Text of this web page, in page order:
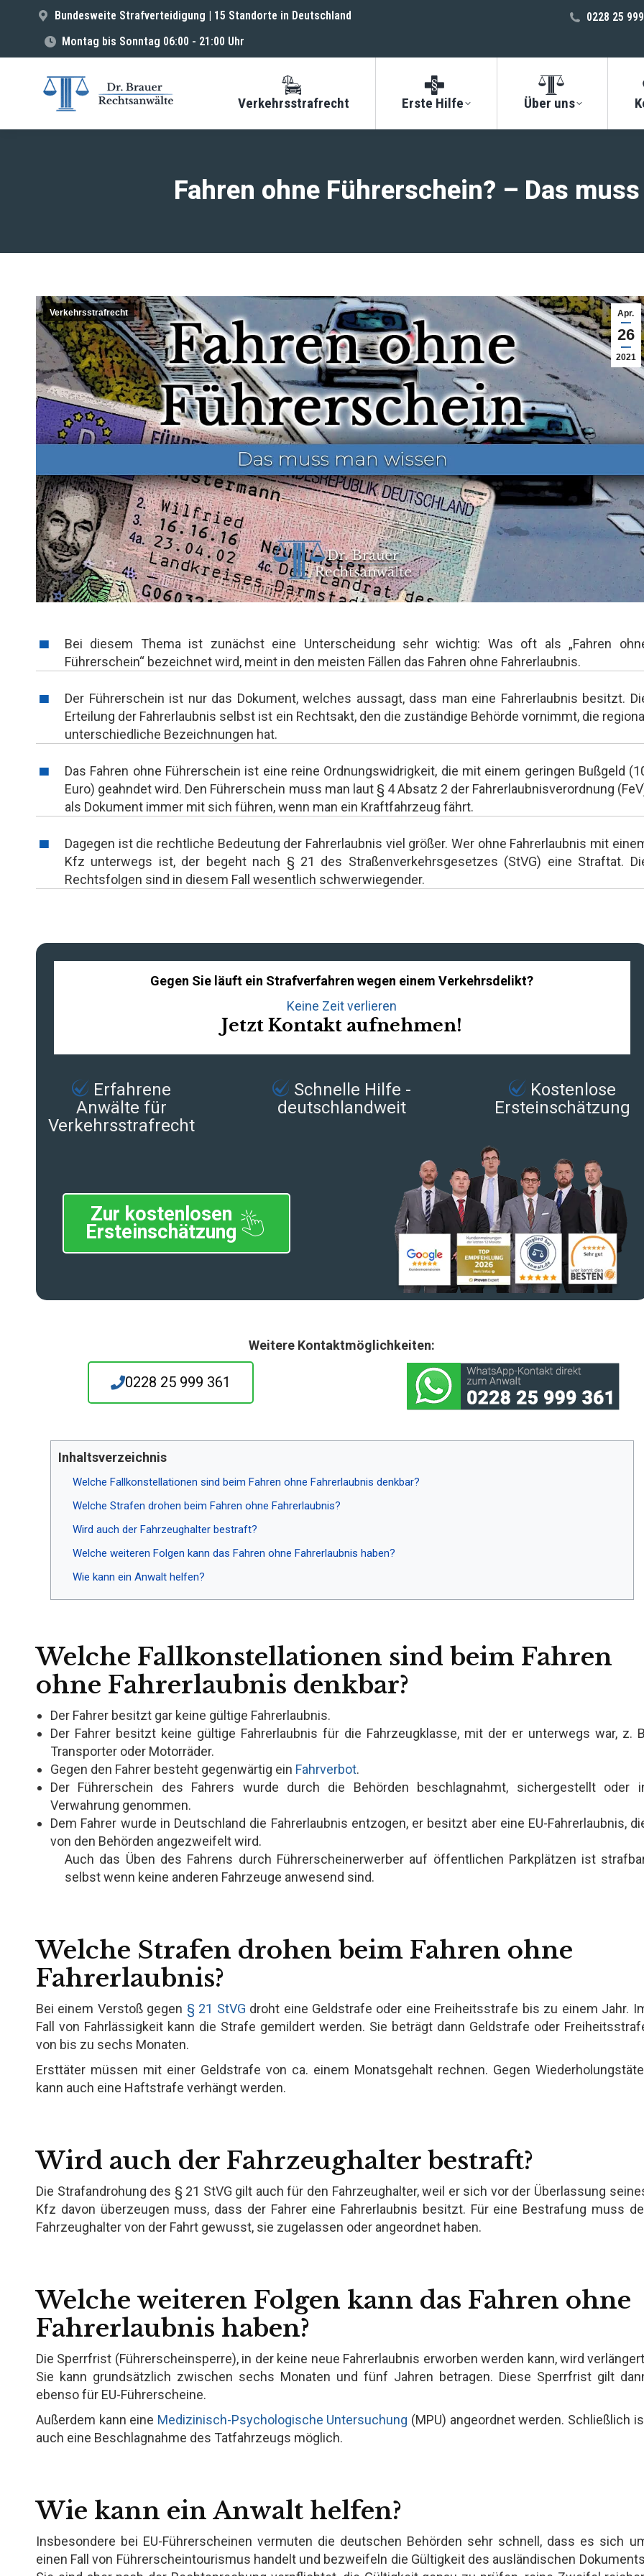
Bundesweite Strafverteidigung | 15 Standorte in Deutschland
Montag bis Sonntag 06:00 - 21:00 Uhr
0228 25
Verkehrsstrafrecht Erste Hilfe Über uns
Fahren ohne Führerschein? – Das
Apr.
26
2021
Verkehrsstrafrecht
Bei diesem Thema ist zunächst eine Unterscheidung sehr wichtig: Was oft als „Fahren
Führerschein“ bezeichnet wird, meint in den meisten Fällen das Fahren ohne Fahrerlaubnis.
Der Führerschein ist nur das Dokument, welches aussagt, dass man eine Fahrerlaubnis besitzt.
Erteilung der Fahrerlaubnis selbst ist ein Rechtsakt, den die zuständige Behörde vornimmt, die
unterschiedliche Bezeichnungen hat.
Das Fahren ohne Führerschein ist eine reine Ordnungswidrigkeit, die mit einem geringen Bußgeld
Euro) geahndet wird. Den Führerschein muss man laut § 4 Absatz 2 der Fahrerlaubnisverordnung
als Dokument immer mit sich führen, wenn man ein Kraftfahrzeug fährt.
Dagegen ist die rechtliche Bedeutung der Fahrerlaubnis viel größer. Wer ohne Fahrerlaubnis mit
Kfz unterwegs ist, der begeht nach § 21 des Straßenverkehrsgesetzes (StVG) eine Straftat.
Rechtsfolgen sind in diesem Fall wesentlich schwerwiegender.
Gegen Sie läuft ein Strafverfahren wegen einem Verkehrsdelikt?
Keine Zeit verlieren
Jetzt Kontakt aufnehmen!
Erfahrene
Anwälte für
Verkehrsstrafrecht
Schnelle Hilfe -
deutschlandweit
Kostenlose
Ersteinschätzung
Zur kostenlosen
Ersteinschätzung
Weitere Kontaktmöglichkeiten:
0228 25 999 361
Inhaltsverzeichnis
Welche Fallkonstellationen sind beim Fahren ohne Fahrerlaubnis denkbar?
Welche Strafen drohen beim Fahren ohne Fahrerlaubnis?
Wird auch der Fahrzeughalter bestraft?
Welche weiteren Folgen kann das Fahren ohne Fahrerlaubnis haben?
Wie kann ein Anwalt helfen?
Welche Fallkonstellationen sind beim Fahren
ohne Fahrerlaubnis denkbar?
Der Fahrer besitzt gar keine gültige Fahrerlaubnis.
Der Fahrer besitzt keine gültige Fahrerlaubnis für die Fahrzeugklasse, mit der er unterwegs war, z.
Transporter oder Motorräder.
Gegen den Fahrer besteht gegenwärtig ein Fahrverbot.
Der Führerschein des Fahrers wurde durch die Behörden beschlagnahmt, sichergestellt oder
Verwahrung genommen.
Dem Fahrer wurde in Deutschland die Fahrerlaubnis entzogen, er besitzt aber eine EU-Fahrerlaubnis,
von den Behörden angezweifelt wird.
Auch das Üben des Fahrens durch Führerscheinerwerber auf öffentlichen Parkplätzen ist
selbst wenn keine anderen Fahrzeuge anwesend sind.
Welche Strafen drohen beim Fahren ohne
Fahrerlaubnis?
Bei einem Verstoß gegen § 21 StVG droht eine Geldstrafe oder eine Freiheitsstrafe bis zu einem Jahr.
Fall von Fahrlässigkeit kann die Strafe gemildert werden. Sie beträgt dann Geldstrafe oder
von bis zu sechs Monaten.
Ersttäter müssen mit einer Geldstrafe von ca. einem Monatsgehalt rechnen. Gegen
kann auch eine Haftstrafe verhängt werden.
Wird auch der Fahrzeughalter bestraft?
Die Strafandrohung des § 21 StVG gilt auch für den Fahrzeughalter, weil er sich vor der Überlassung
Kfz davon überzeugen muss, dass der Fahrer eine Fahrerlaubnis besitzt. Für eine Bestrafung muss
Fahrzeughalter von der Fahrt gewusst, sie zugelassen oder angeordnet haben.
Welche weiteren Folgen kann das Fahren ohne
Fahrerlaubnis haben?
Die Sperrfrist (Führerscheinsperre), in der keine neue Fahrerlaubnis erworben werden kann, wird
Sie kann grundsätzlich zwischen sechs Monaten und fünf Jahren betragen. Diese Sperrfrist gilt
ebenso für EU-Führerscheine.
Außerdem kann eine Medizinisch-Psychologische Untersuchung (MPU) angeordnet werden. Schließlich
auch eine Beschlagnahme des Tatfahrzeugs möglich.
Wie kann ein Anwalt helfen?
Insbesondere bei EU-Führerscheinen vermuten die deutschen Behörden sehr schnell, dass es sich
einen Fall von Führerscheintourismus handelt und bezweifeln die Gültigkeit des ausländischen